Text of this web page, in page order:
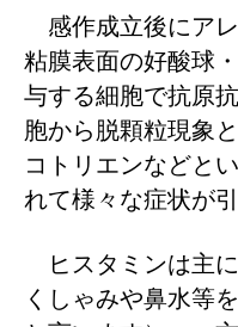
感作成立後にア
粘膜表面の好酸球
与する細胞で抗原
胞から脱顆粒現象
コトリエンなどと
れて様々な症状が
ヒスタミンは主に
くしゃみや鼻水等